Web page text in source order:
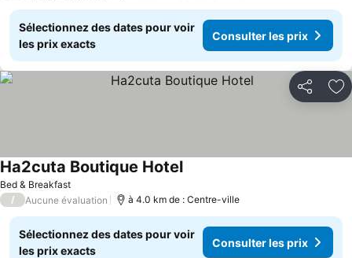
Sélectionnez des dates pour voir
les prix exacts
Consulter les prix
Partager
Bed & Breakfast
Ha2cuta Boutique HotelConsulter les prix
/ Aucune évaluation à 4.0 km de : Centre-ville
Sélectionnez des dates pour voir
les prix exacts
Consulter les prix